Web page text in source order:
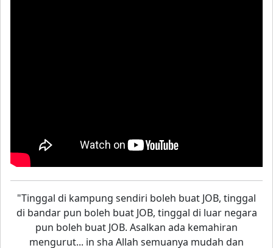
"Tinggal di kampung sendiri boleh buat JOB, tinggal
di bandar pun boleh buat JOB, tinggal di luar negara
pun boleh buat JOB. Asalkan ada kemahiran
mengurut... in sha Allah semuanya mudah dan